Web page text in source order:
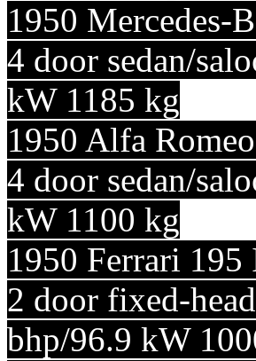
1950 Mercedes-
4 door sedan/
kW 1185 kg
1950 Alfa
4 door sedan/
kW 1100 kg
1950 Ferrari 195
2 door fixed-
bhp/96.9 kW